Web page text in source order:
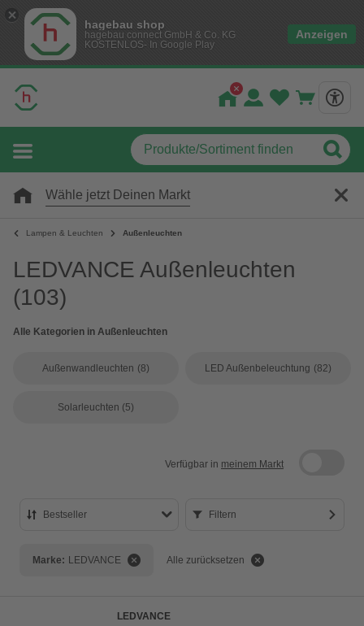
hagebau shop
hagebau connect GmbH & Co. KG
KOSTENLOS- In Google Play
Anzeigen
Wähle jetzt Deinen Markt
Lampen & Leuchten Außenleuchten
LEDVANCE Außenleuchten
(103)
Alle Kategorien in Außenleuchten
Außenwandleuchten (8) LED Außenbeleuchtung (82)
Solarleuchten (5)
Verfügbar in meinem Markt
Bestseller Filtern
Marke: LEDVANCE Alle zurücksetzen
LEDVANCE